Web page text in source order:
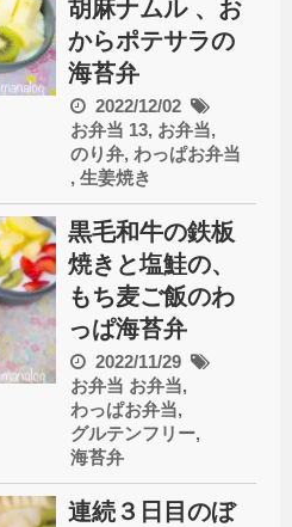
胡麻ナムル 、お
からポテサラの
海苔弁
2022/12/02
お弁当 13, お弁当,
のり弁, わっぱお弁当
, 生姜焼き
黒毛和牛の鉄板
焼きと塩鮭の、
もち麦ご飯のわ
っぱ海苔弁
2022/11/29
お弁当 お弁当,
わっぱお弁当,
グルテンフリー,
海苔弁
連続３日目のぼ